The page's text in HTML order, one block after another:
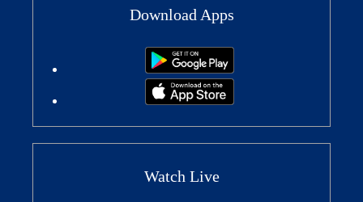
Download Apps
Watch Live